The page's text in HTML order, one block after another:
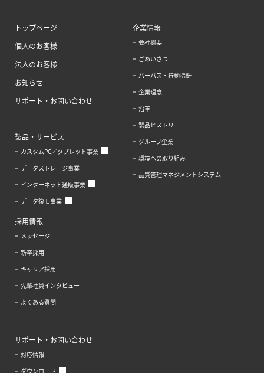
トップページ
個人のお客様
法人のお客様
お知らせ
サポート・お問い合わせ
製品・サービス
カスタムPC／タブレット事業
データストレージ事業
インターネット通販事業
データ復旧事業
企業情報
会社概要
ごあいさつ
パーパス・行動指針
企業理念
沿革
製品ヒストリー
グループ企業
環境への取り組み
品質管理マネジメントシステム
採用情報
メッセージ
新卒採用
キャリア採用
先輩社員インタビュー
よくある質問
サポート・お問い合わせ
対応情報
ダウンロード